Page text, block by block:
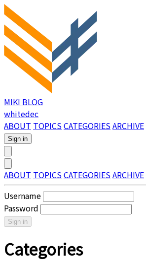
MIKI BLOG
whitedec
ABOUT TOPICSCATEGORIESARCHIVE
Sign in
ABOUT TOPICSCATEGORIESARCHIVE
Username
Password
Sign in
Categories